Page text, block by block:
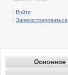
- Войти
- Зарегистрироваться
Основное